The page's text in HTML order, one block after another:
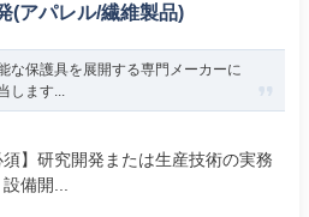
(アパレル/繊維製品)
な保護具を展開する専門メーカーに
します...
】研究開発または生産技術の実務
備開...